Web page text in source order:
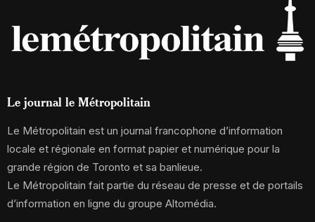
Le journal le Métropolitain
Le Métropolitain est un journal francophone d’information
locale et régionale en format papier et numérique pour la
grande région de Toronto et sa banlieue.
Le Métropolitain fait partie du réseau de presse et de portails
d’information en ligne du groupe Altomédia.